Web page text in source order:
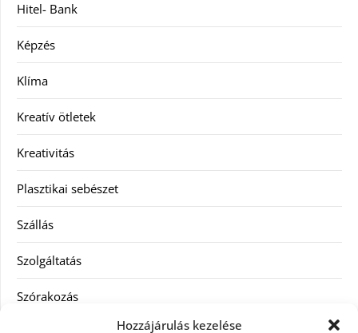
Hozzájárulás kezelése
Hitel- Bank
Képzés
Klíma
Kreatív ötletek
Kreativitás
Plasztikai sebészet
Szállás
Szolgáltatás
Szórakozás